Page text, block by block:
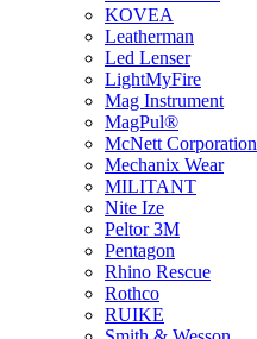
KOVEA
Leatherman
Led Lenser
LightMyFire
Mag Instrument
MagPul®
McNett Corporation
Mechanix Wear
MILITANT
Nite Ize
Peltor 3M
Pentagon
Rhino Rescue
Rothco
RUIKE